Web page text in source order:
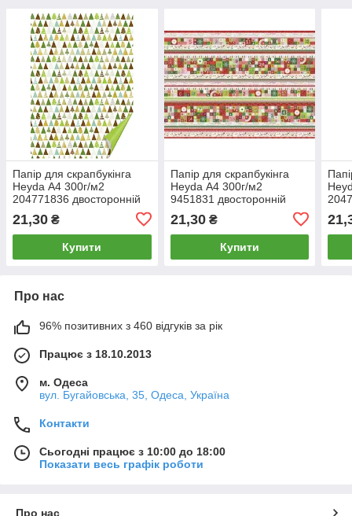
Папір для скрапбукінга
Heyda А4 300г/м2
204771836 двосторонній
21,30 ₴
Купити
Папір для скрапбукінга
Heyda А4 300г/м2
9451831 двосторонній
червоний
21,30₴
Купити
Про нас
96% позитивних з 460 відгуків за рік
Працює з 18.10.2013
м. Одеса
вул. Бугайовська, 35, Одеса, Україна
Контакти
Сьогодні працює з 10:00 до 18:00
Показати весь графік роботи
Про нас